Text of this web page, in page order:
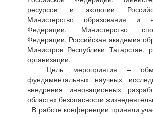
ресурсов и экологии
Министерство образования и
Федерации, Министерство
Федерации, Российская академия
Министров Республики Татарстан,
организации.
Цель мероприятия –
фундаментальных научных
внедрения инновационных
областях безопасности
В работе конференции приняли